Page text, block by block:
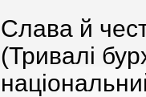
Слава й
(Тривалі